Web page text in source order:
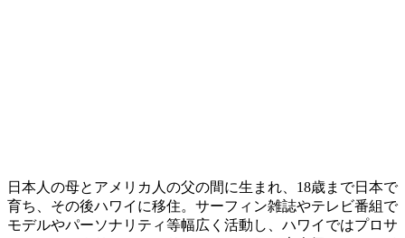
日本人の母とアメリカ人の父の間に生まれ、18歳まで日本で
育ち、その後ハワイに移住。サーフィン雑誌やテレビ番組で
モデルやパーソナリティ等幅広く活動し、ハワイではプロサ